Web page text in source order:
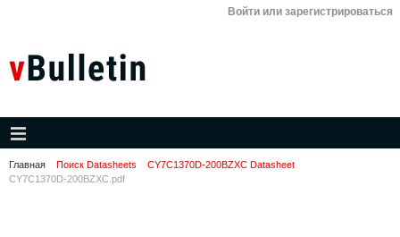
Войти или зарегистрироваться
Главная Поиск Datasheets
CY7C1370D-200BZXC Datasheet
CY7C1370D-200BZXC.pdf